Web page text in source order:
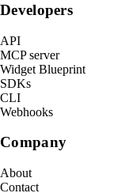
Developers
API
MCP server
Widget Blueprint
SDKs
CLI
Webhooks
Company
About
Contact